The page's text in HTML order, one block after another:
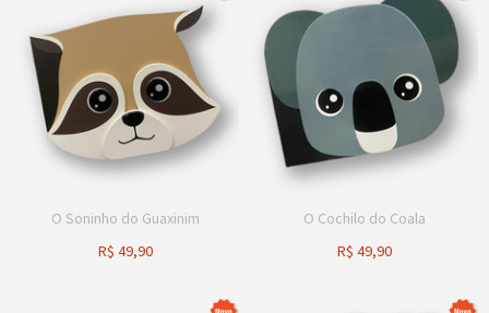
O Soninho do Guaxinim
R$ 49,90
O Cochilo do Coala
R$ 49,90